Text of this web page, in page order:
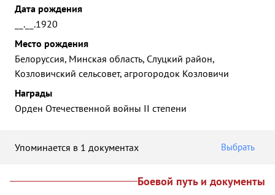
Дата рождения
__.__.1920
Место рождения
Белоруссия, Минская область, Слуцкий район,
Козловичский сельсовет, агрогородок Козловичи
Награды
Орден Отечественной войны II степени
Упоминается в 1 документах Выбрать
Боевой путь и документы